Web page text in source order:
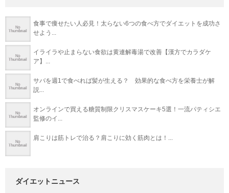
食事で痩せたい人必見！太らない6つの食べ方でダイエットを成功さ
せよう...
イライラや止まらない食欲は黄連解毒湯で改善【漢方でカラダケ
ア】...
サバを週1で食べれば髪が生える？ 効果的な食べ方を栄養士が解
説...
オンラインで買える糖質制限クリスマスケーキ5選！一流パティシエ
監修のイ...
肩こりは筋トレで治る？肩こりに効く筋肉とは！...
ダイエットニュース